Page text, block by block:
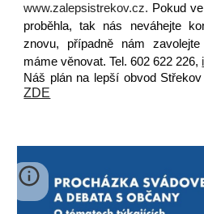
www.zalepsistrekov.cz. Pokud
proběhla, tak nás neváhejte
znovu, případně nám
máme věnovat. Tel. 602 622 226,
Náš plán na lepší obvod
ZDE